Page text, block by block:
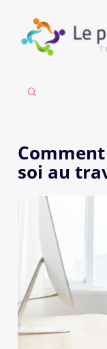
soi au